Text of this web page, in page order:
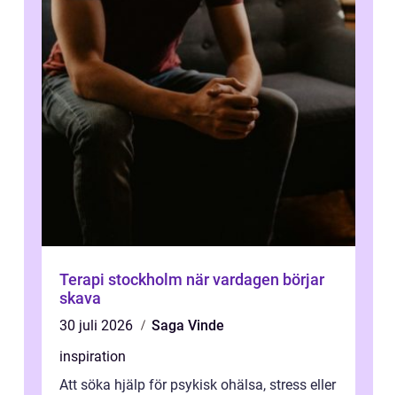
Terapi stockholm när vardagen börjar
skava
30 juli 2026
Saga Vinde
inspiration
Att söka hjälp för psykisk ohälsa, stress eller